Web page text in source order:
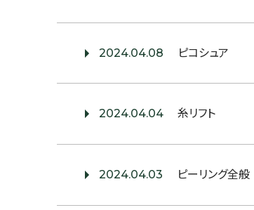
2024.04.08 ピコシュア
2024.04.04 糸リフト
2024.04.03 ピーリング全般